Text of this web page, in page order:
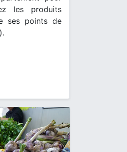
les produits
ses points de